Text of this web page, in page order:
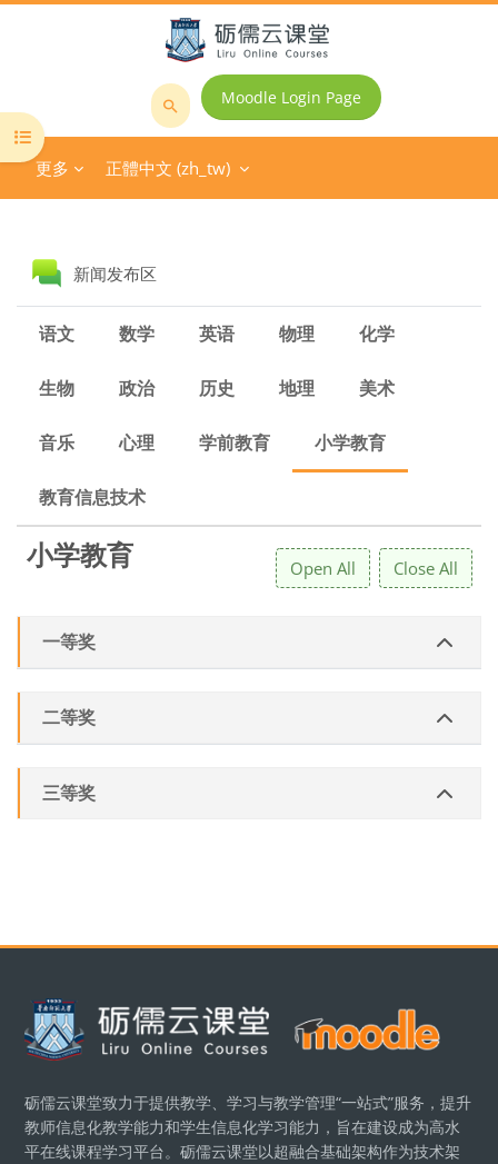
搜
課
程
Moodle Login Page
更多 正體中文 ‎(zh_tw)‎
開啟課程索引
區塊新闻发布区
语文 数学 英语 物理 化学
生物 政治 历史 地理 美术
音乐 心理 学前教育 小学教育
教育信息技术
小学教育 Open All Close All
一等奖
二等奖
三等奖
區塊
砺儒云课堂致力于提供教学、学习与教学管理“一站式”服务，提升
教师信息化教学能力和学生信息化学习能力，旨在建设成为高水
平在线课程学习平台。砺儒云课堂以超融合基础架构作为技术架